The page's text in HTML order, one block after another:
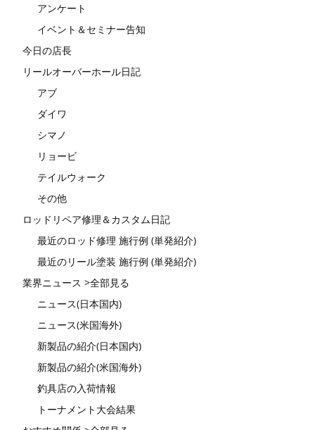
アンケート
イベント＆セミナー告知
今日の店長
リールオーバーホール日記
アブ
ダイワ
シマノ
リョービ
テイルウォーク
その他
ロッドリペア修理＆カスタム日記
最近のロッド修理 施行例 (単発紹介)
最近のリール塗装 施行例 (単発紹介)
業界ニュース >全部見る
ニュース(日本国内)
ニュース(米国海外)
新製品の紹介(日本国内)
新製品の紹介(米国海外)
釣具店の入荷情報
トーナメント大会結果